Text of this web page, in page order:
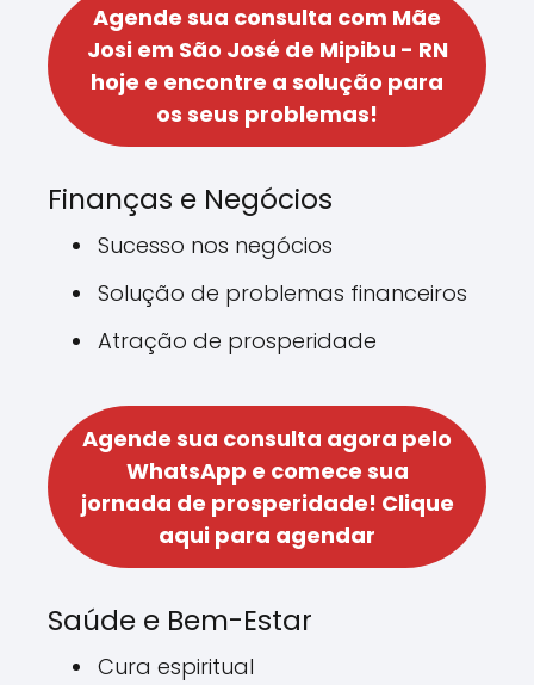
Agende sua consulta com Mãe
Josi em São José de Mipibu - RN
hoje e encontre a solução para
os seus problemas!
Finanças e Negócios
Sucesso nos negócios
Solução de problemas financeiros
Atração de prosperidade
Agende sua consulta agora pelo
WhatsApp e comece sua
jornada de prosperidade! Clique
aqui para agendar
Saúde e Bem-Estar
Cura espiritual